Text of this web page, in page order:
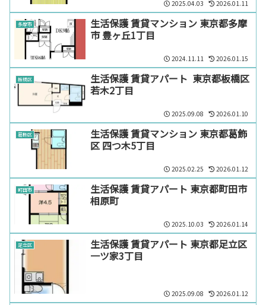
2025.04.03 2026.01.11
多摩市
生活保護 賃貸マンション 東京都多摩
市 豊ヶ丘1丁目
2024.11.11 2026.01.15
板橋区
生活保護 賃貸アパート 東京都板橋区
若木2丁目
2025.09.08 2026.01.10
葛飾区
生活保護 賃貸マンション 東京都葛飾
区 四つ木5丁目
2025.02.25 2026.01.12
町田市
生活保護 賃貸アパート 東京都町田市
相原町
2025.10.03 2026.01.14
足立区
生活保護 賃貸アパート 東京都足立区
一ツ家3丁目
2025.09.08 2026.01.12